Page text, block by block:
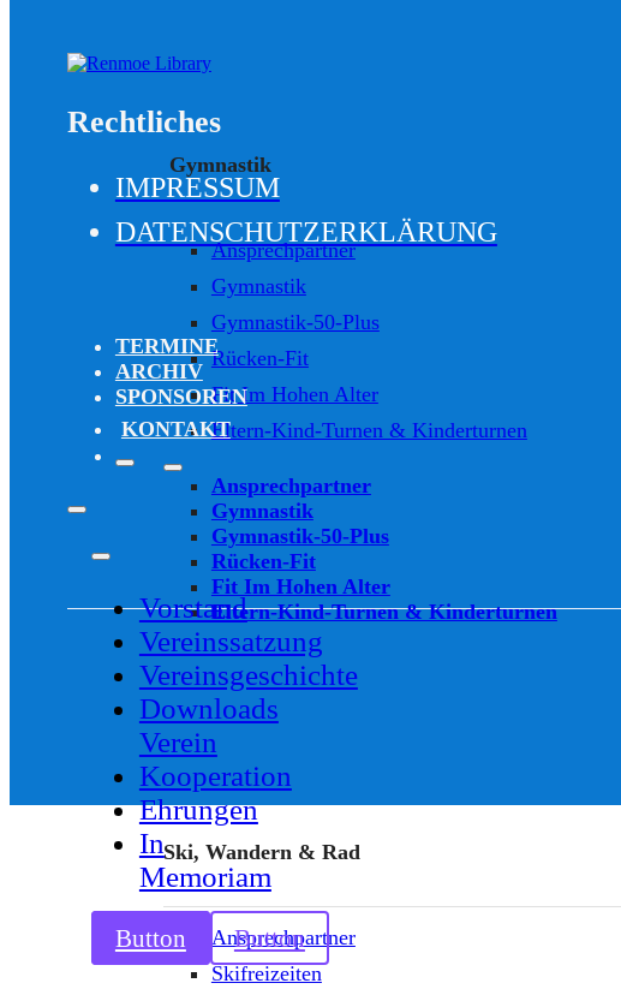
Gymnastik
Ansprechpartner
Gymnastik
Gymnastik-50-Plus
Rücken-Fit
Fit Im Hohen Alter
Eltern-Kind-Turnen & Kinderturnen
Ansprechpartner
Gymnastik
Gymnastik-50-Plus
Rücken-Fit
Fit Im Hohen Alter
Eltern-Kind-Turnen & Kinderturnen
Ski, Wandern & Rad
Ansprechpartner
Skifreizeiten
TERMINE
ARCHIV
SPONSOREN
KONTAKT
Vorstand
Vereinssatzung
Vereinsgeschichte
Downloads
Verein
Kooperation
Ehrungen
In
Memoriam
Button Button
Rechtliches
IMPRESSUM
DATENSCHUTZERKLÄRUNG